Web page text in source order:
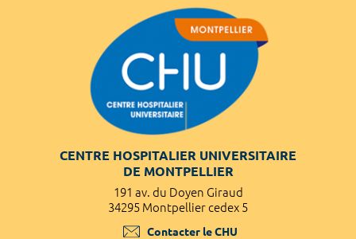
CENTRE HOSPITALIER UNIVERSITAIRE
DE MONTPELLIER
191 av. du Doyen Giraud
34295 Montpellier cedex 5
Contacter le CHU